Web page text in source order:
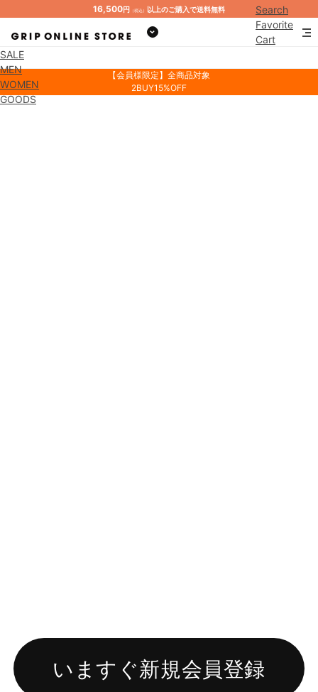
16,500円 （税込） 以上のご購入で送料無料
Search
Favorite
Cart
SALE
MEN
WOMEN
GOODS
【会員様限定】全商品対象
2BUY15%OFF
いますぐ新規会員登録